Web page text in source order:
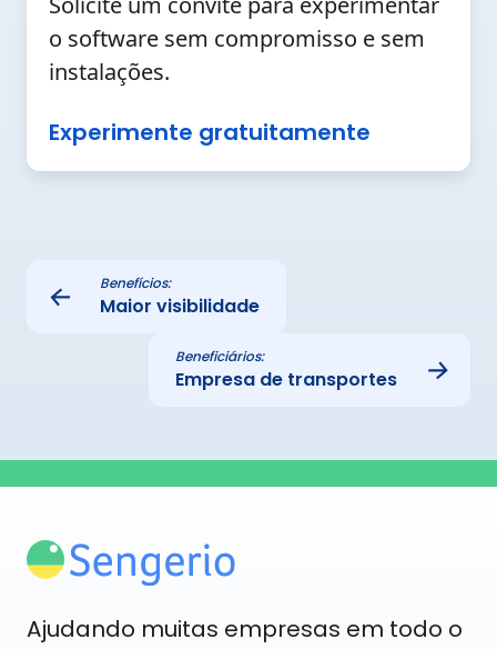
o software sem compromisso e sem
instalações.
Experimente gratuitamente
← Benefícios:
Maior visibilidade
Beneficiários:
Empresa de transportes →
Ajudando muitas empresas em todo o